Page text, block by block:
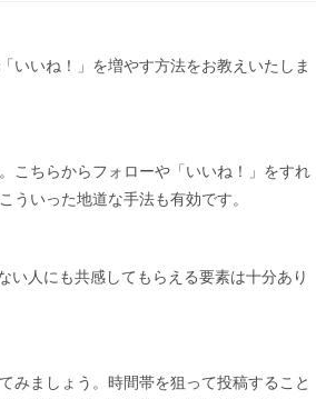
いいね！」を増やす方法をお教えいたしま
こちらからフォローや「いいね！」をすれ
ういった地道な手法も有効です。
い人にも共感してもらえる要素は十分あり
みましょう。時間帯を狙って投稿すること